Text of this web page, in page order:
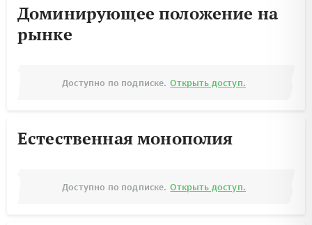
Доминирующее положение на
рынке
Доступно по подписке. Открыть доступ.
Естественная монополия
Доступно по подписке. Открыть доступ.